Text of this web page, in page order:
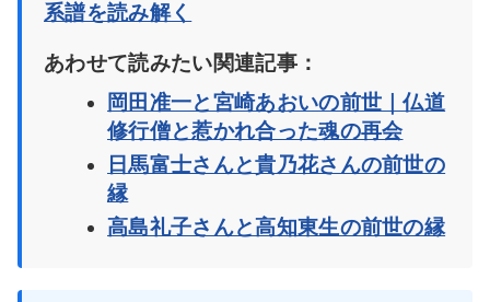
系譜を読み解く
あわせて読みたい関連記事：
岡田准一と宮崎あおいの前世｜仏道
修行僧と惹かれ合った魂の再会
日馬富士さんと貴乃花さんの前世の
縁
高島礼子さんと高知東生の前世の縁